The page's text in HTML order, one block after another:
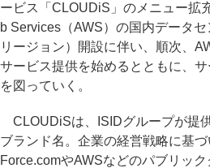
ービス「CLOUDiS」のメニュー拡
b Services（AWS）の国内データ
リージョン）開設に伴い、順次、
サービス提供を始めるとともに、
を図っていく。
CLOUDiSは、ISIDグループが提
ブランド名。企業の経営戦略に基づ
Force.comやAWSなどのパブリッ